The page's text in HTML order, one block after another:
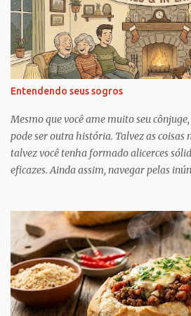
o
s
Entendendo seus sogros
Mesmo que você ame muito seu
pode ser outra história. Talvez as
talvez você tenha formado alicerces
eficazes. Ainda assim, navegar pelas
professor da Escola de Serviço Social
Maryland. Greif é coautor de In-Law
Daughters, Fathers, and Sons , para o
Wooley, PhD, MSW, DCSW, entrevistaram
para compartilhar como esses
complicados, também pode ser